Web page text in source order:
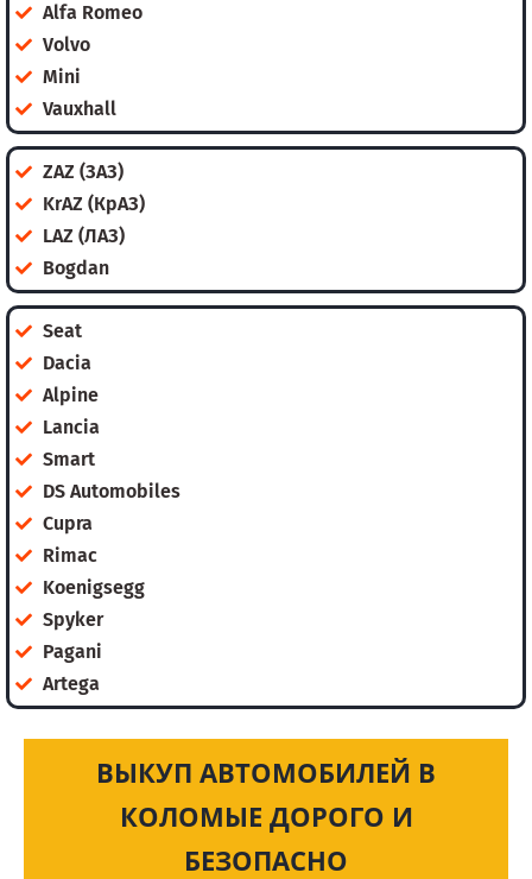
Alfa Romeo
Volvo
Mini
Vauxhall
ZAZ (ЗАЗ)
KrAZ (КрАЗ)
LAZ (ЛАЗ)
Bogdan
Seat
Dacia
Alpine
Lancia
Smart
DS Automobiles
Cupra
Rimac
Koenigsegg
Spyker
Pagani
Artega
ВЫКУП АВТОМОБИЛЕЙ В
КОЛОМЫЕ ДОРОГО И
БЕЗОПАСНО